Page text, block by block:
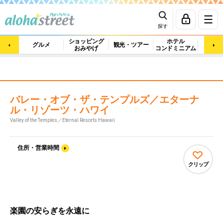
探す
グルメ
ショッピング
おみやげ
観光・ツアー
ホテル
コンドミニアム
マッ
バレー・オブ・ザ・テンプルズ／エターナ
ル・リゾーツ・ハワイ
Valley of the Temples／Eternal Resorts Hawaii
住所・営業時間
クリップ
楽園の安らぎを永遠に